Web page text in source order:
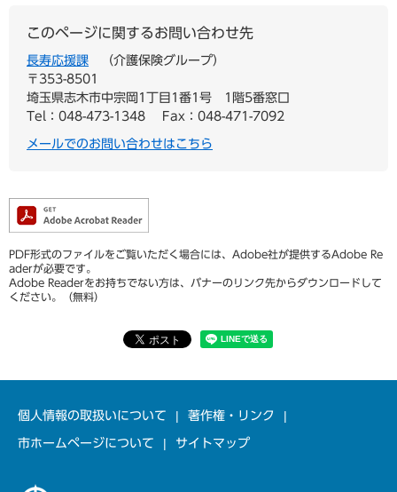
このページに関するお問い合わせ先
長寿応援課
介護保険グループ
〒353-8501
埼玉県志木市中宗岡1丁目1番1号 1階5番窓口
Tel：048-473-1348
Fax：048-471-7092
メールでのお問い合わせはこちら
PDF形式のファイルをご覧いただく場合には、Adobe社が提供するAdobe Re
aderが必要です。
Adobe Readerをお持ちでない方は、バナーのリンク先からダウンロードして
ください。（無料）
個人情報の取扱いについて 著作権・リンク
市ホームページについて サイトマップ